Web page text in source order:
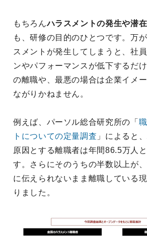
もちろんハラスメントの発生や潜
も、研修の目的のひとつです。万
スメントが発生してしまうと、社
ンやパフォーマンスが低下するだ
の離職や、最悪の場合は企業イメ
ながりかねません。
例えば、パーソル総合研究所の「
トについての定量調査 」によると
原因とする離職者は年間86.5万人
す。さらにそのうちの半数以上が
に伝えられないまま離職している
りました。